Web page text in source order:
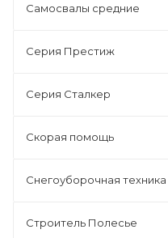
Самосвалы средние
Серия Престиж
Серия Сталкер
Скорая помощь
Снегоуборочная техника
Строитель Полесье